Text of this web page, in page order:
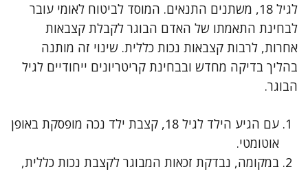
לגיל 18, משתנים התנאים. המוסד לביטוח לאומי עובר
לבחינת התאמתו של האדם הבוגר לקבלת קצבאות
אחרות, לרבות קצבאות נכות כללית. שינוי זה מותנה
בהליך בדיקה מחדש ובבחינת קריטריונים ייחודיים לגיל
הבוגר.
עם הגיע הילד לגיל 18, קצבת ילד נכה מופסקת באופן
אוטומטי.
במקומה, נבדקת זכאות המבוגר לקצבת נכות כללית,